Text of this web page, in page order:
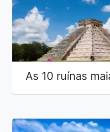
As 10 ruínas